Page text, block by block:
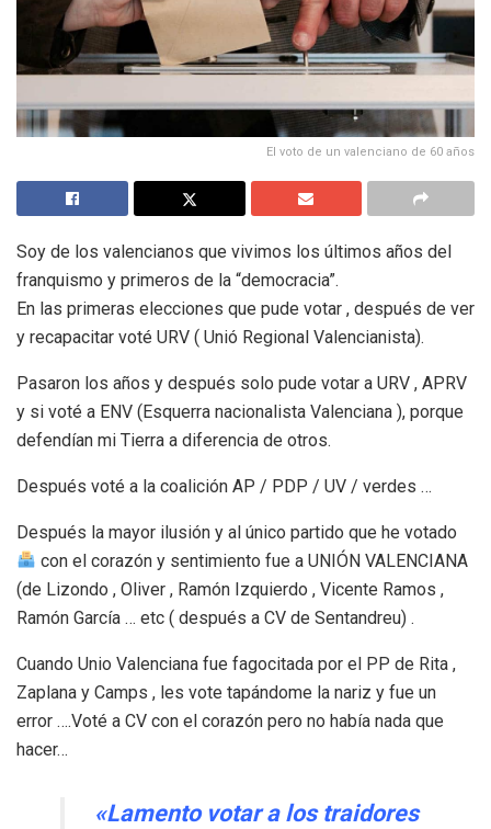
El voto de un valenciano de 60 años
Soy de los valencianos que vivimos los últimos años del
franquismo y primeros de la “democracia”.
En las primeras elecciones que pude votar , después de ver
y recapacitar voté URV ( Unió Regional Valencianista).
Pasaron los años y después solo pude votar a URV , APRV
y si voté a ENV (Esquerra nacionalista Valenciana ), porque
defendían mi Tierra a diferencia de otros.
Después voté a la coalición AP / PDP / UV / verdes …
Después la mayor ilusión y al único partido que he votado
con el corazón y sentimiento fue a UNIÓN VALENCIANA
(de Lizondo , Oliver , Ramón Izquierdo , Vicente Ramos ,
Ramón García … etc ( después a CV de Sentandreu) .
Cuando Unio Valenciana fue fagocitada por el PP de Rita ,
Zaplana y Camps , les vote tapándome la nariz y fue un
error ….Voté a CV con el corazón pero no había nada que
hacer…
«Lamento votar a los traidores